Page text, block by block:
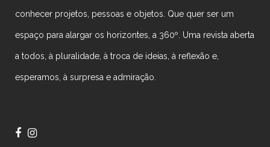
conhecer projetos, pessoas e objetos. Que quer ser um
espaço para alargar os horizontes, a 360º. Uma revista aberta
a todos, à pluralidade, à troca de ideias, à reflexão e,
esperamos, à surpresa e admiração.